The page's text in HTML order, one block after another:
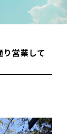
営業して